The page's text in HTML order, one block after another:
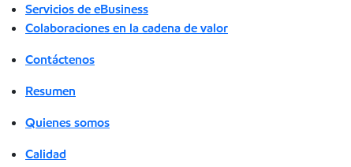
Servicios de eBusiness
Colaboraciones en la cadena de valor
Contáctenos
Resumen
Quienes somos
Calidad